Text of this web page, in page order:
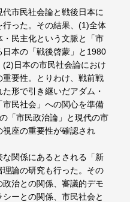
市民社会論と戦後日本に
った。その結果、(1)全体
民主化という文脈と「市
本の「戦後啓蒙」と1980
日本の市民社会論におけ
要性。とりわけ、戦前戦
形で引き継いだアダム・
民社会」への関心を準備
「市民政治論」と現代の市
座の重要性が確認され
関係にあるとされる「新
理論の研究も行った。その
治との関係、審議的デモ
ーとの関係、市民社会と